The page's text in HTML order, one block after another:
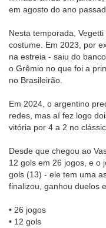
em agosto do ano
Nesta temporada,
costume. Em 2023, por
na estreia - saiu do
o Grêmio no que foi a
no Brasileirão.
Em 2024, o argentino
redes, mas aí fez logo
vitória por 4 a 2 no
Desde que chegou ao
12 gols em 26 jogos, e o
gols (13) - ele tem uma
finalizou, ganhou duelos
• 26 jogos
• 12 gols